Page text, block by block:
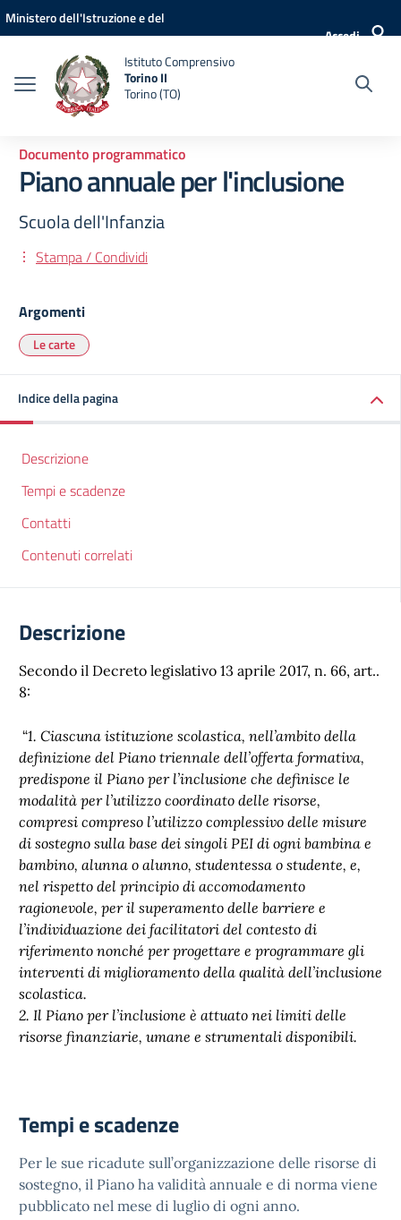
Vai ai contenuti
Vai al menu di navigazione
Vai al footer
Ministero dell'Istruzione e del
Accedi
Istituto Comprensivo
Torino II
Torino (TO)
Documento programmatico
Piano annuale per l'inclusione
Scuola dell'Infanzia
Stampa / Condividi
Argomenti
Le carte
Indice della pagina
Descrizione
Tempi e scadenze
Contatti
Contenuti correlati
Descrizione
Secondo il Decreto legislativo 13 aprile 2017, n. 66, art..
8:
“1. Ciascuna istituzione scolastica, nell’ambito della
definizione del Piano triennale dell’offerta formativa,
predispone il Piano per l’inclusione che definisce le
modalità per l’utilizzo coordinato delle risorse,
compresi compreso l’utilizzo complessivo delle misure
di sostegno sulla base dei singoli PEI di ogni bambina e
bambino, alunna o alunno, studentessa o studente, e,
nel rispetto del principio di accomodamento
ragionevole, per il superamento delle barriere e
l’individuazione dei facilitatori del contesto di
riferimento nonché per progettare e programmare gli
interventi di miglioramento della qualità dell’inclusione
scolastica.
2. Il Piano per l’inclusione è attuato nei limiti delle
risorse finanziarie, umane e strumentali disponibili.
Tempi e scadenze
Per le sue ricadute sull’organizzazione delle risorse di
sostegno, il Piano ha validità annuale e di norma viene
pubblicato nel mese di luglio di ogni anno.